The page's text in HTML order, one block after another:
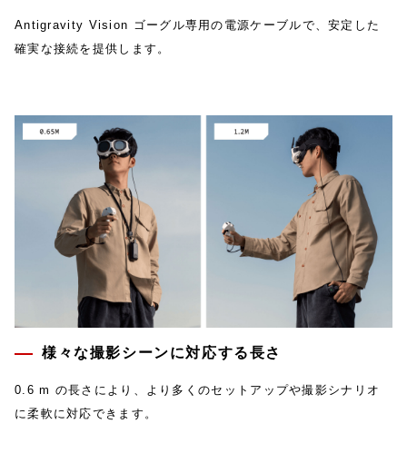
Antigravity Vision ゴーグル専用の電源ケーブルで、安定した
確実な接続を提供します。
様々な撮影シーンに対応する長さ
0.6 m の長さにより、より多くのセットアップや撮影シナリオ
に柔軟に対応できます。